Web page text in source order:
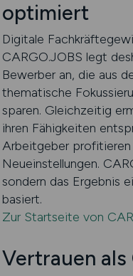
optimiert
Digitale
CARGO.JOBS legt
Bewerber an, die aus
thematische
sparen. Gleichzeitig
ihren Fähigkeiten
Arbeitgeber profitieren
Neueinstellungen.
sondern das Ergebnis
basiert.
Zur Startseite von
Vertrauen